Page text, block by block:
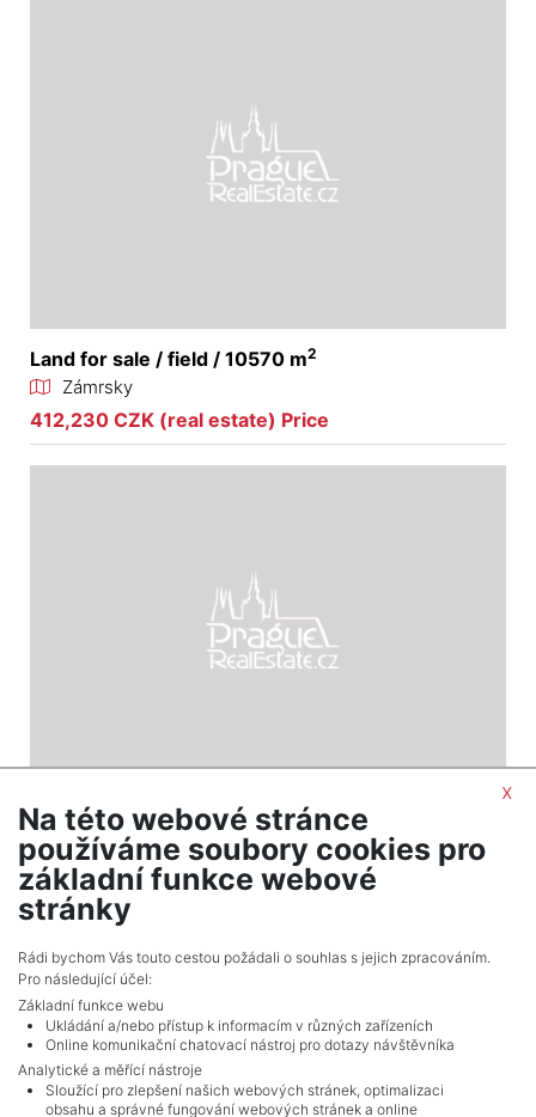
Land for sale / field / 10570 m2
Zámrsky
412,230 CZK (real estate) Price
Land for sale / field / 25014 m2
Zámrsky
875,490 CZK (real estate) Price
Adverts total10.
x
Na této webové stránce
používáme soubory cookies pro
základní funkce webové
stránky
Rádi bychom Vás touto cestou požádali o souhlas s jejich zpracováním.
Pro následující účel:
Základní funkce webu
Ukládání a/nebo přístup k informacím v různých zařízeních
Online komunikační chatovací nástroj pro dotazy návštěvníka
Analytické a měřící nástroje
Sloužící pro zlepšení našich webových stránek, optimalizaci
obsahu a správné fungování webových stránek a online